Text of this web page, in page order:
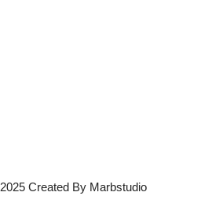
2025 Created By Marbstudio